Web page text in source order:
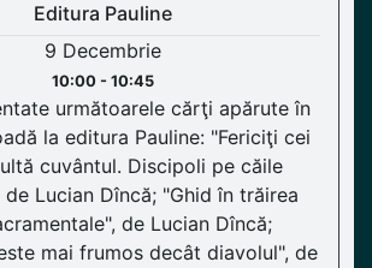
Editura Pauline
9 Decembrie
10:00 - 10:45
următoarele cărţi apărute în
la editura Pauline: "Fericiţi cei
cuvântul. Discipoli pe căile
Lucian Dîncă; "Ghid în trăirea
de Lucian Dîncă;
mai frumos decât diavolul", de